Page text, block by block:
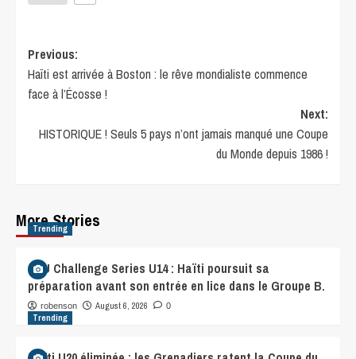
Previous:
Haïti est arrivée à Boston : le rêve mondialiste commence
face à l’Écosse !
Next:
HISTORIQUE ! Seuls 5 pays n’ont jamais manqué une Coupe
du Monde depuis 1986 !
More Stories
Trending
CFU Challenge Series U14 : Haïti poursuit sa
préparation avant son entrée en lice dans le Groupe B.
robenson August 6, 2026 0
Trending